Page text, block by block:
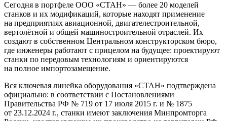
Сегодня в портфеле ООО «СТАН» — более 20 моделей
станков и их модификаций, которые находят применение
на предприятиях авиационной, двигателестроительной,
вертолётной и общей машиностроительной отраслей. Их
создают в собственном Центральном конструкторском бюро,
где инженеры работают с прицелом на будущее: проектируют
станки по передовым технологиям и ориентируются
на полное импортозамещение.
Вся ключевая линейка оборудования «СТАН» подтверждена
официально: в соответствии с Постановлениями
Правительства РФ № 719 от 17 июля 2015 г. и № 1875
от 23.12.2024 г., станки имеют заключения Минпромторга